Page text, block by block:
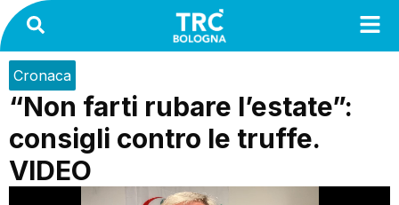
Cronaca
“Non farti rubare l’estate”:
consigli contro le truffe.
VIDEO